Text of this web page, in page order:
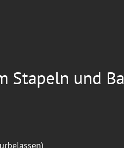
Stapeln und